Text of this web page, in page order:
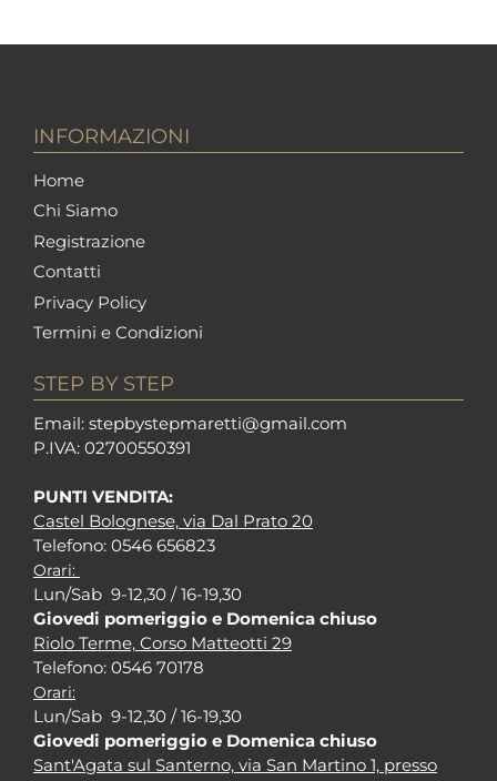
INFORMAZIONI
Home
Chi Siamo
Registrazione
Contatti
Privacy Policy
Termini e Condizioni
STEP BY STEP
Email: stepbystepmaretti@gmail.com
P.IVA: 02700550391
PUNTI VENDITA:
Castel Bolognese, via Dal Prato 20
Telefono: 0546 656823
Orari:
Lun/Sab 9-12,30 / 16-19,30
Giovedi pomeriggio e Domenica chiuso
Riolo Terme, Corso Matteotti 29
Telefono: 0546 70178
Orari:
Lun/Sab 9-12,30 / 16-19,30
Giovedi pomeriggio e Domenica chiuso
Sant'Agata sul Santerno, via San Martino 1, presso